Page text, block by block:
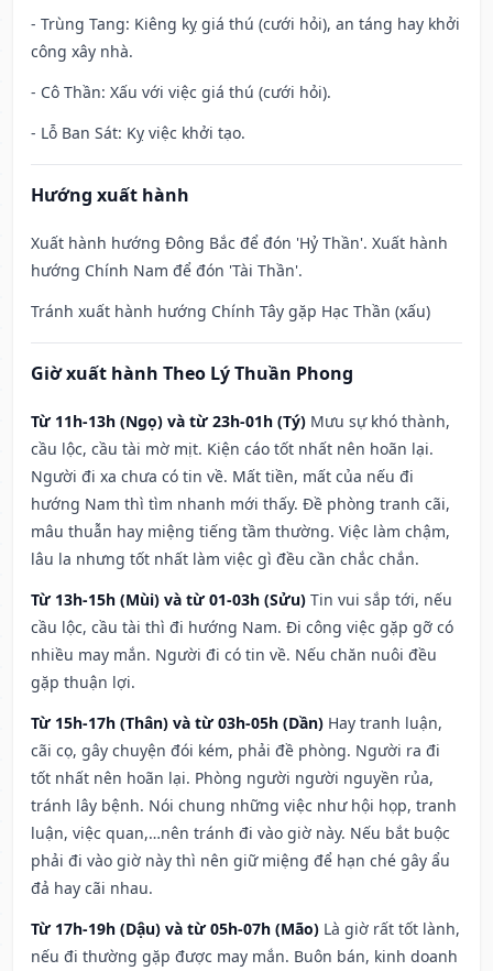
- Trùng Tang: Kiêng kỵ giá thú (cưới hỏi), an táng hay khởi
công xây nhà.
- Cô Thần: Xấu với việc giá thú (cưới hỏi).
- Lỗ Ban Sát: Kỵ việc khởi tạo.
Hướng xuất hành
Xuất hành hướng Đông Bắc để đón 'Hỷ Thần'. Xuất hành
hướng Chính Nam để đón 'Tài Thần'.
Tránh xuất hành hướng Chính Tây gặp Hạc Thần (xấu)
Giờ xuất hành Theo Lý Thuần Phong
Từ 11h-13h (Ngọ) và từ 23h-01h (Tý) Mưu sự khó thành,
cầu lộc, cầu tài mờ mịt. Kiện cáo tốt nhất nên hoãn lại.
Người đi xa chưa có tin về. Mất tiền, mất của nếu đi
hướng Nam thì tìm nhanh mới thấy. Đề phòng tranh cãi,
mâu thuẫn hay miệng tiếng tầm thường. Việc làm chậm,
lâu la nhưng tốt nhất làm việc gì đều cần chắc chắn.
Từ 13h-15h (Mùi) và từ 01-03h (Sửu) Tin vui sắp tới, nếu
cầu lộc, cầu tài thì đi hướng Nam. Đi công việc gặp gỡ có
nhiều may mắn. Người đi có tin về. Nếu chăn nuôi đều
gặp thuận lợi.
Từ 15h-17h (Thân) và từ 03h-05h (Dần) Hay tranh luận,
cãi cọ, gây chuyện đói kém, phải đề phòng. Người ra đi
tốt nhất nên hoãn lại. Phòng người người nguyền rủa,
tránh lây bệnh. Nói chung những việc như hội họp, tranh
luận, việc quan,…nên tránh đi vào giờ này. Nếu bắt buộc
phải đi vào giờ này thì nên giữ miệng để hạn ché gây ẩu
đả hay cãi nhau.
Từ 17h-19h (Dậu) và từ 05h-07h (Mão) Là giờ rất tốt lành,
nếu đi thường gặp được may mắn. Buôn bán, kinh doanh